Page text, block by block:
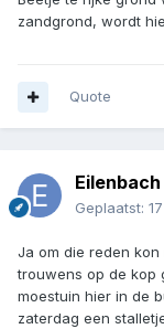
zandgrond, wordt
Quote
Eilenbach
Geplaatst:
Ja om die reden
trouwens op de kop
moestuin hier in de
zaterdag een